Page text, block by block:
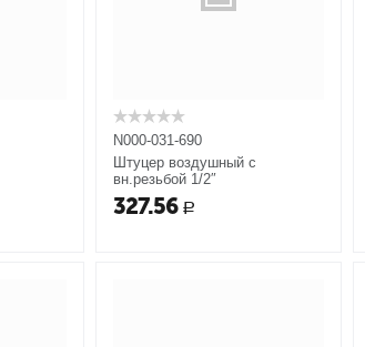
N000-031-690
Штуцер воздушный с
вн.резьбой 1/2″
327.56 Р